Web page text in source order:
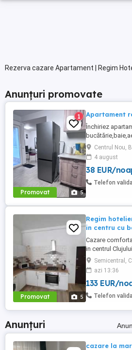
Rezerva cazare Apartament | Regim
Anunțuri promovate
Promovat 5
1 Apartament
Închiriez
complet utilat în
Coresi prețuri
Centrul Nou,
4 august
38 EUR/
Telefon
Promovat 5
Regim
in centru cu
Cazare
in centrul
Mihai Viteazu,
Apartamentul
complet, avand
microunde,
spalat, uscator
Semicentral,
azi 13:36
133 EUR/
Telefon
Anunțuri
cazare la